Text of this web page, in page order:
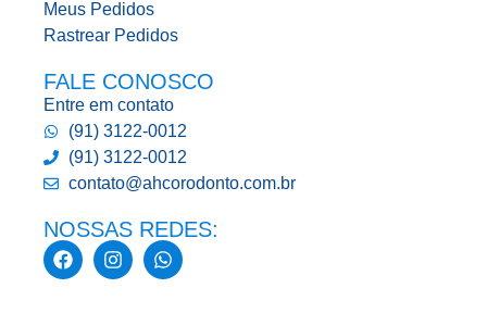
Meus Pedidos
Rastrear Pedidos
FALE CONOSCO
Entre em contato
(91) 3122-0012
(91) 3122-0012
contato@ahcorodonto.com.br
NOSSAS REDES: